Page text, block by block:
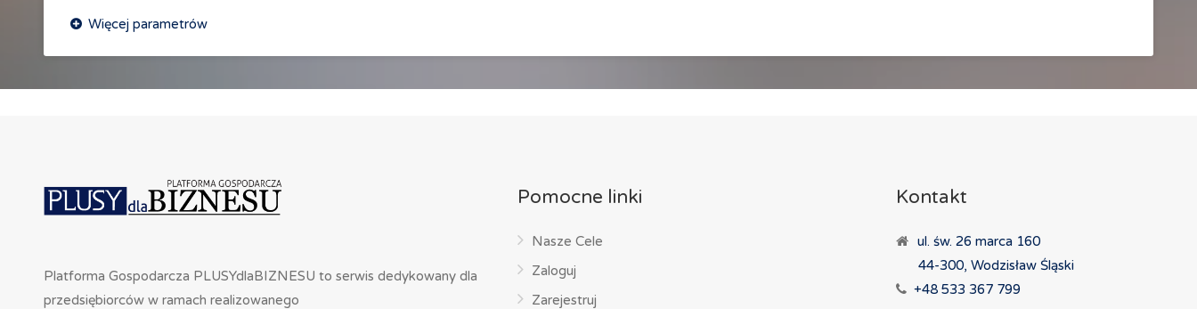
Platforma Gospodarcza PLUSYdlaBIZNESU to serwis dedykowany dla
przedsiębiorców w ramach realizowanego
Pomocne linki
Nasze Cele
Zaloguj
Zarejestruj
Kontakt
ul. św. 26 marca 160
44-300, Wodzisław Śląski
+48 533 367 799